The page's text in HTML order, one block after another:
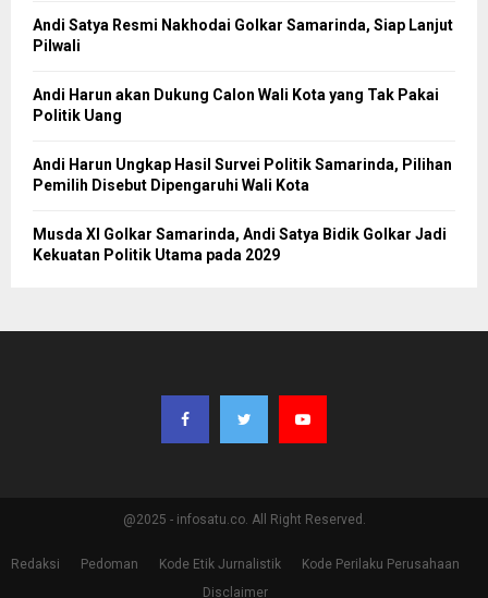
Andi Satya Resmi Nakhodai Golkar Samarinda, Siap Lanjut
Pilwali
Andi Harun akan Dukung Calon Wali Kota yang Tak Pakai
Politik Uang
Andi Harun Ungkap Hasil Survei Politik Samarinda, Pilihan
Pemilih Disebut Dipengaruhi Wali Kota
Musda XI Golkar Samarinda, Andi Satya Bidik Golkar Jadi
Kekuatan Politik Utama pada 2029
@2025 - infosatu.co. All Right Reserved.
Redaksi Pedoman Kode Etik Jurnalistik
Kode Perilaku Perusahaan
Disclaimer